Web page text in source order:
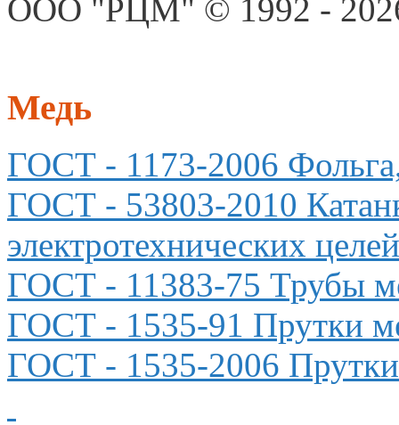
ООО "РЦМ" © 1992 -
Медь
ГОСТ - 1173-2006
ГОСТ - 53803-2010
электротехнических целей
ГОСТ - 11383-75 Трубы
ГОСТ - 1535-91 Прутки
ГОСТ - 1535-2006